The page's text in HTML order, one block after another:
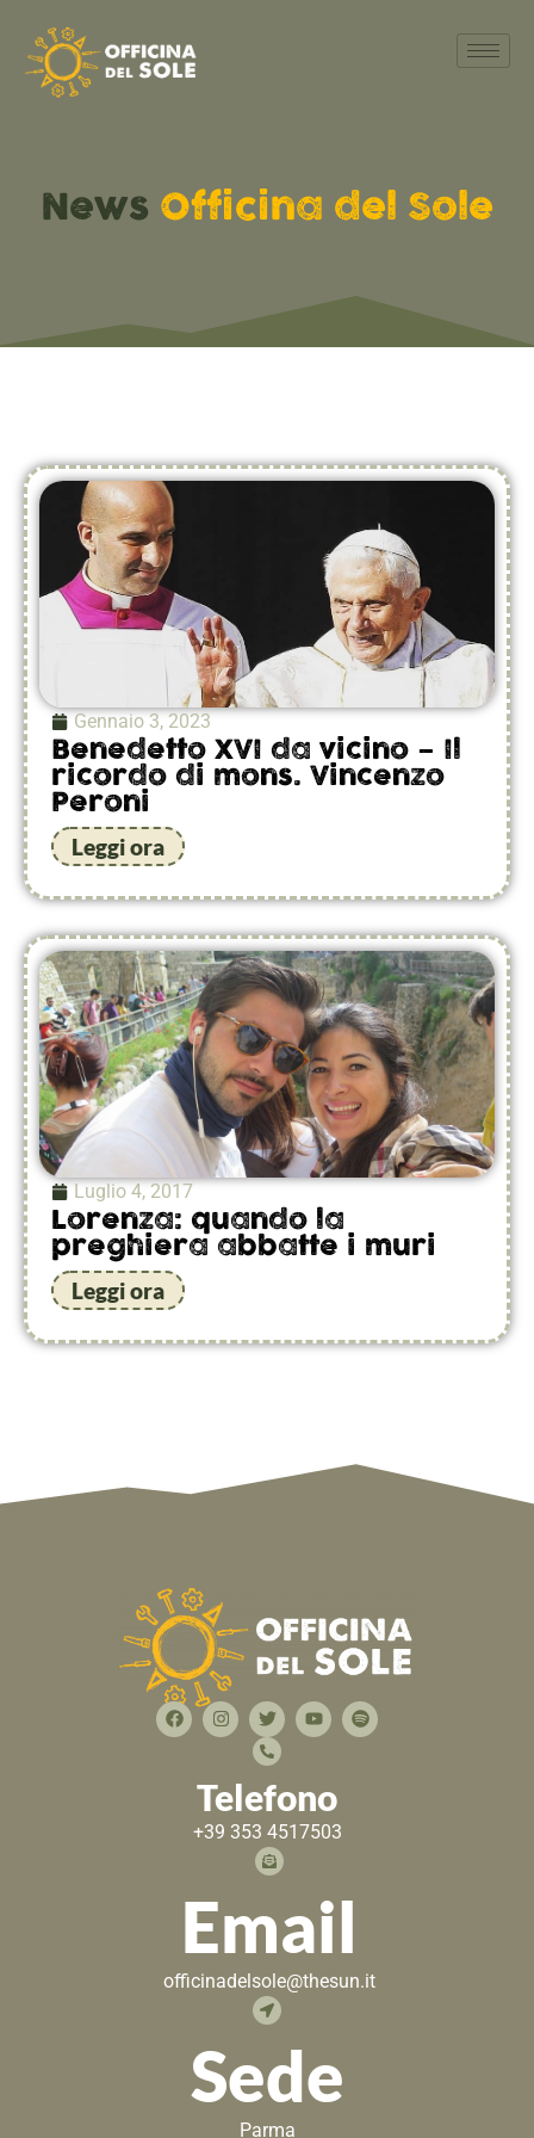
News Officina del Sole
Gennaio 3, 2023
Benedetto XVI da vicino – Il
ricordo di mons. Vincenzo
Peroni
Leggi ora
Luglio 4, 2017
Lorenza: quando la
preghiera abbatte i muri
Leggi ora
Telefono
+39 353 4517503
Email
officinadelsole@thesun.it
Sede
Parma